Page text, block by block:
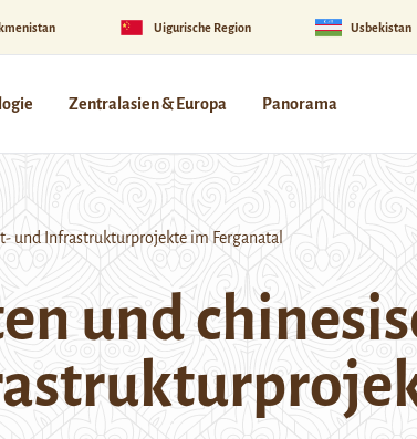
Uigurische Region Usbekistan
Zentralasien & Europa Panorama
und Infrastrukturprojekte im Ferganatal
und